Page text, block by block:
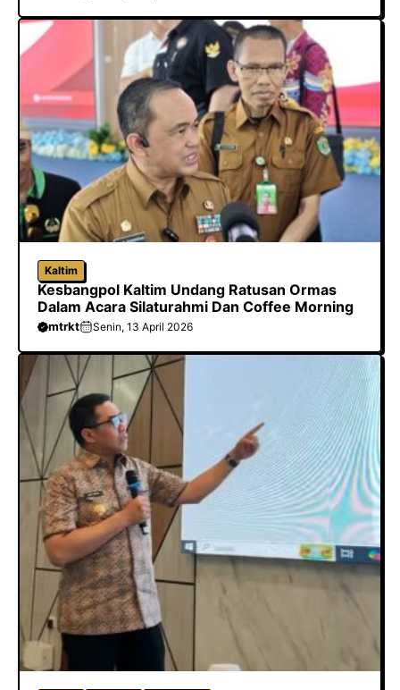
Kaltim
Kesbangpol Kaltim Undang Ratusan Ormas
Dalam Acara Silaturahmi Dan Coffee Morning
mtrkt Senin, 13 April 2026